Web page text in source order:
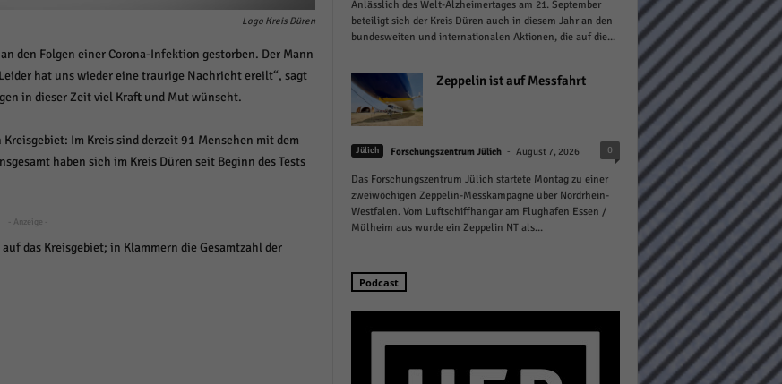
Logo Kreis Düren
den Folgen einer Corona-Infektion gestorben. Der Mann
hat uns wieder eine traurige Nachricht ereilt“, sagt
in dieser Zeit viel Kraft und Mut wünscht.
Im Kreis sind derzeit 91 Menschen mit dem
haben sich im Kreis Düren seit Beginn des Tests
- Anzeige -
das Kreisgebiet; in Klammern die Gesamtzahl der
Anlässlich des Welt-Alzheimertages am 21. September
beteiligt sich der Kreis Düren auch in diesem Jahr an den
bundesweiten und internationalen Aktionen, die auf die...
Zeppelin ist auf Messfahrt
Jülich Forschungszentrum Jülich - August 7, 2026 0
Das Forschungszentrum Jülich startete Montag zu einer
zweiwöchigen Zeppelin-Messkampagne über Nordrhein-
Westfalen. Vom Luftschiffhangar am Flughafen Essen /
Mülheim aus wurde ein Zeppelin NT als...
Podcast
Cookies ermöglichen grundlegende Funktionen und sind für die einwandfreie
Website erforderlich.
Cookie-Informationen anzeigen
(1)
erfassen Informationen anonym. Diese Informationen helfen uns zu verstehen,
(1)
Cookies werden von Drittanbietern oder Publishern verwendet, um personalisierte
anzuzeigen. Sie tun dies, indem sie Besucher über Websites hinweg verfolgen.